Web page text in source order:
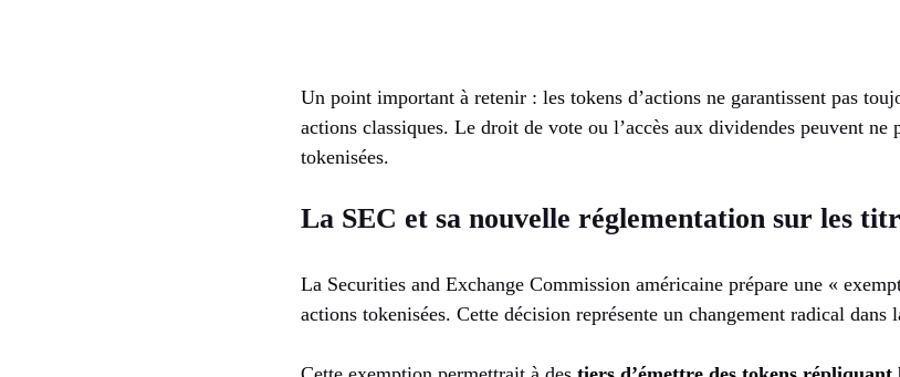
Un point important à retenir : les tokens d’actions ne garantissent pas
actions classiques. Le droit de vote ou l’accès aux dividendes peuvent ne
tokenisées.
La SEC et sa nouvelle réglementation sur les
La Securities and Exchange Commission américaine prépare une «
actions tokenisées. Cette décision représente un changement radical